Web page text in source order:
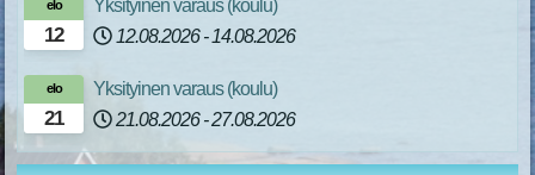
12
elo
Yksityinen varaus (koulu)
12.08.2026 - 14.08.2026
21
elo
Yksityinen varaus (koulu)
21.08.2026 - 27.08.2026